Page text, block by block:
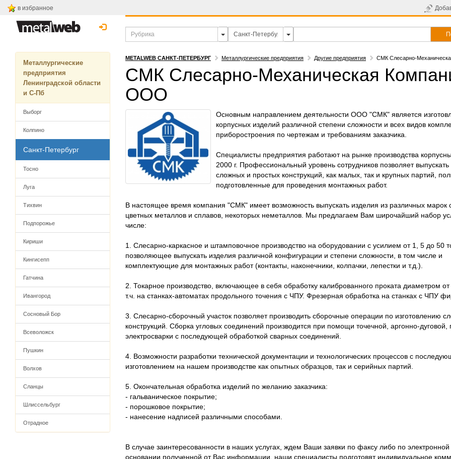
в избранное
Металлургические
предприятия
Ленинградской области
и С-Пб
Выборг
Колпино
Санкт-Петербург
Тосно
Луга
Тихвин
Подпорожье
Кириши
Кингисепп
Гатчина
Ивангород
Сосновый Бор
Всеволожск
Пушкин
Волхов
Сланцы
Шлиссельбург
Отрадное
METALWEB САНКТ-ПЕТЕРБУРГ Металлургические предприятия Другие предприятия СМК Слесарно-
СМК Слесарно-Механическая
ООО
Основным направлением деятельности ООО "СМК" является
корпусных изделий различной степени сложности и всех видов
приборостроения по чертежам и требованиям заказчика.
Специалисты предприятия работают на рынке производства
2000 г. Профессиональный уровень сотрудников позволяет выпускать
сложных и простых конструкций, как малых, так и крупных партий,
подготовленные для проведения монтажных работ.
В настоящее время компания "СМК" имеет возможность выпускать изделия из различных марок
цветных металлов и сплавов, некоторых неметаллов. Мы предлагаем Вам широчайший набор
числе:
1. Слесарно-каркасное и штамповочное производство на оборудовании с усилием от 1, 5 до 50
позволяющее выпускать изделия различной конфигурации и степени сложности, в том числе и
комплектующие для монтажных работ (контакты, наконечники, колпачки, лепестки и т.д.).
2. Токарное производство, включающее в себя обработку калиброванного проката диаметром
т.ч. на станках-автоматах продольного точения с ЧПУ. Фрезерная обработка на станках с ЧПУ
3. Слесарно-сборочный участок позволяет производить сборочные операции по изготовлению
конструкций. Сборка угловых соединений производится при помощи точечной, аргонно-дуговой,
электросварки с последующей обработкой сварных соединений.
4. Возможности разработки технической документации и технологических процессов с
изготовлением на нашем производстве как опытных образцов, так и серийных партий.
5. Окончательная обработка изделий по желанию заказчика:
- гальваническое покрытие;
- порошковое покрытие;
- нанесение надписей различными способами.
В случае заинтересованности в наших услугах, ждем Ваши заявки по факсу либо по
основании полученной от Вас информации, наши специалисты подготовят индивидуальное